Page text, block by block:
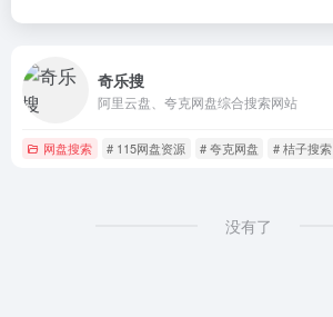
奇乐搜
阿里云盘、夸克网盘综合搜索网站
网盘搜索 # 115网盘资源 # 夸克网盘 # 桔子搜索
没有了